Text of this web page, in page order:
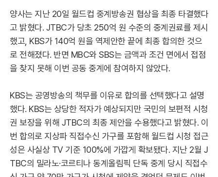
양사는 지난 20일 월드컵 중계방송권 협상을 최종 타결했다
고 밝혔다. JTBC가 당초 250억 원 수준의 중계권료를 제시
했고, KBS가 140억 원을 역제안한 끝에 최종 합의한 것으
로 전해졌다. 반면 MBC와 SBS는 금액과 조건 면에서 접점
을 찾지 못해 이번 공동 중계에 참여하지 않았다.
KBS는 공영방송의 책무를 이유로 합의를 선택했다고 설명
했다. KBS는 상당한 적자가 예상되지만 국민의 보편적 시청
권 보장을 위해 JTBC의 최종 제안을 수용했다고 밝혔다. 이
번 합의로 지상파 직접수신 가구를 포함해 월드컵 시청 접근
성은 사실상 TV 기준 100%에 가깝게 확보됐다. 지난 2월 J
TBC의 밀라노·코르티나 동계올림픽 단독 중계 당시 직접수